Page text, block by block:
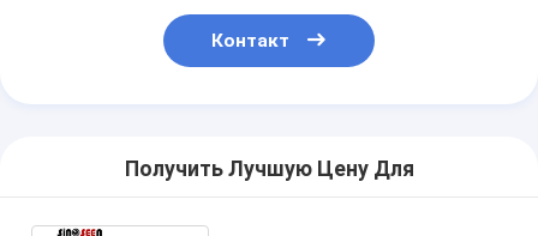
Контакт
Получить Лучшую Цену Для